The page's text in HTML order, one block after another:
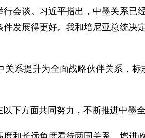
谈。习近平指出，中墨关系已经
件发展得更好。我和培尼亚总统决
提升为全面战略伙伴关系，标
方面共同努力，不断推进中墨全
长远角度看待两国关系，增进